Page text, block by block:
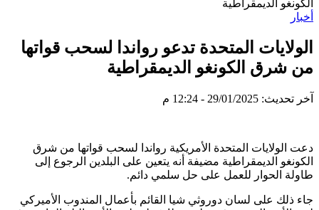
الكونغو الديمقراطية
أخبار
الولايات المتحدة تدعو رواندا لسحب قواتها
من شرق الكونغو الديمقراطية
آخر تحديث: 29/01/2025 - 12:24 م
دعت الولايات المتحدة الأمريكية رواندا لسحب قواتها من شرق
الكونغو الديمقراطية مضيفة أنه يتعين على البلدين الرجوع إلى
طاولة الحوار للعمل على حل سلمي دائم.
جاء ذلك على لسان دوروثي شيا القائم بأعمال المندوب الأميركي